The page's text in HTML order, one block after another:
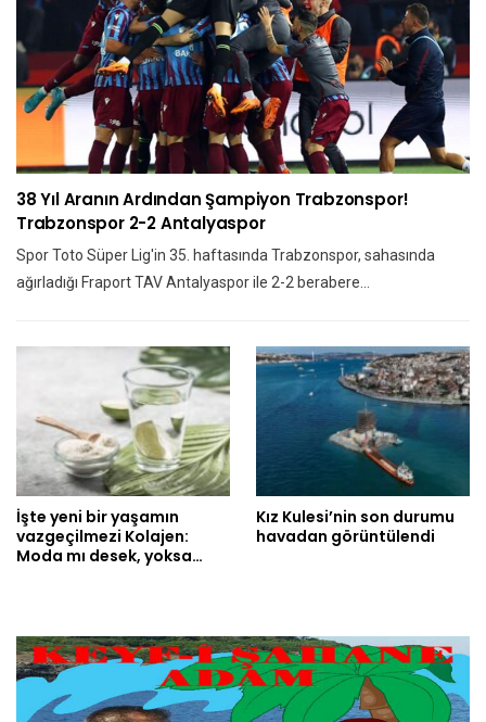
38 Yıl Aranın Ardından Şampiyon Trabzonspor!
Trabzonspor 2-2 Antalyaspor
Spor Toto Süper Lig'in 35. haftasında Trabzonspor, sahasında
ağırladığı Fraport TAV Antalyaspor ile 2-2 berabere…
İşte yeni bir yaşamın
vazgeçilmezi Kolajen:
Moda mı desek, yoksa…
Kız Kulesi’nin son durumu
havadan görüntülendi